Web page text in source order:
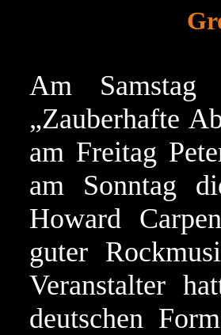
Am Samstag
„Zauberhafte
am Freitag
am Sonntag
Howard
guter
Veranstalter
deutschen